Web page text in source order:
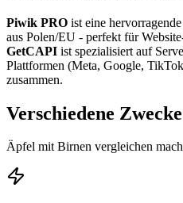
Piwik PRO ist eine
aus Polen/EU - perfekt für
GetCAPI ist spezialisiert auf
Plattformen (Meta, Google,
zusammen.
Verschiedene Zwecke
Äpfel mit Birnen vergleichen